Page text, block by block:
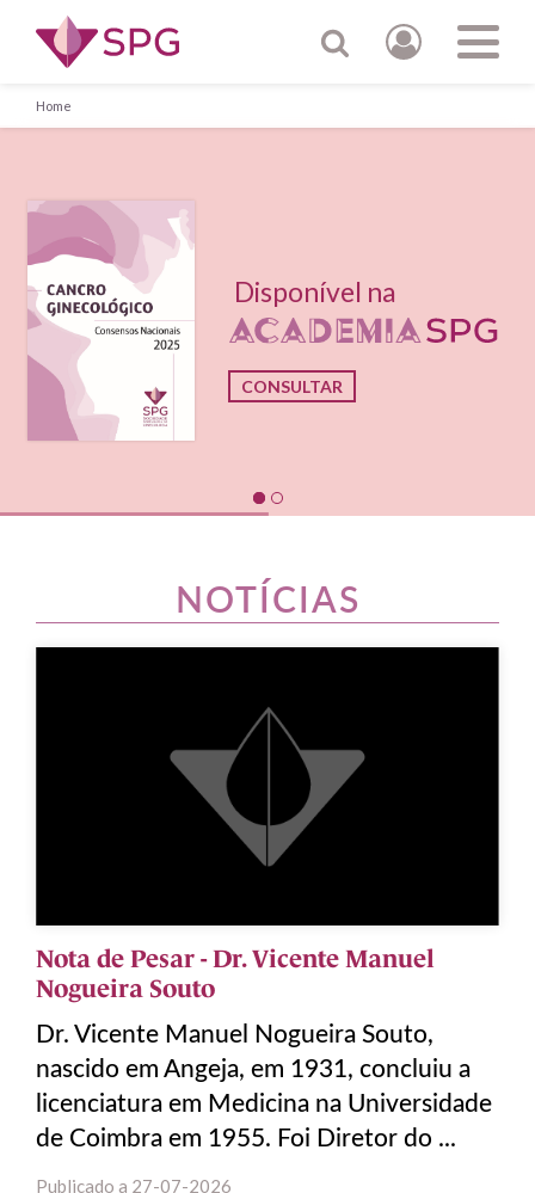
Home
Disponível na
CONSULTAR
NOTÍCIAS
Nota de Pesar - Dr. Vicente Manuel
Nogueira Souto
Dr. Vicente Manuel Nogueira Souto,
nascido em Angeja, em 1931, concluiu a
licenciatura em Medicina na Universidade
de Coimbra em 1955. Foi Diretor do ...
Publicado a 27-07-2026